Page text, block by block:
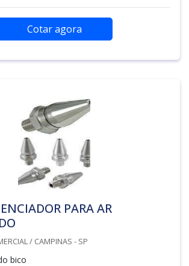
Cotar agora
PARA AR
/ CAMPINAS - SP
bico